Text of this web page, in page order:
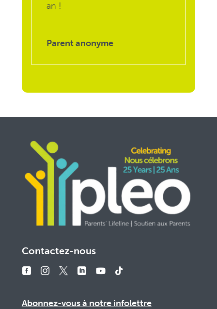
an !
Parent anonyme
Contactez-nous
Abonnez-vous à notre infolettre